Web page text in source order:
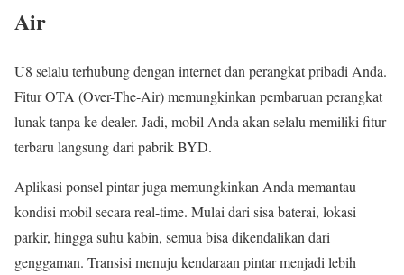
Air
U8 selalu terhubung dengan internet dan perangkat pribadi Anda.
Fitur OTA (Over-The-Air) memungkinkan pembaruan perangkat
lunak tanpa ke dealer. Jadi, mobil Anda akan selalu memiliki fitur
terbaru langsung dari pabrik BYD.
Aplikasi ponsel pintar juga memungkinkan Anda memantau
kondisi mobil secara real-time. Mulai dari sisa baterai, lokasi
parkir, hingga suhu kabin, semua bisa dikendalikan dari
genggaman. Transisi menuju kendaraan pintar menjadi lebih